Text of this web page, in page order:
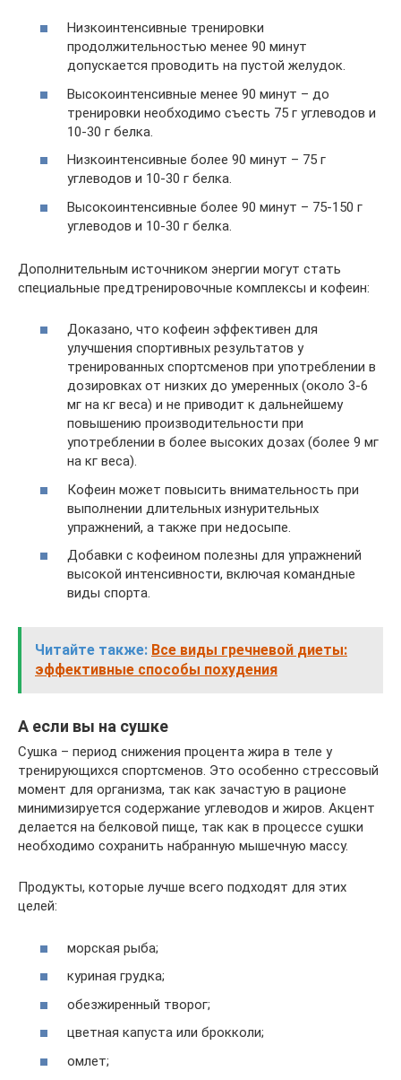
Низкоинтенсивные тренировки
продолжительностью менее 90 минут
допускается проводить на пустой желудок.
Высокоинтенсивные менее 90 минут – до
тренировки необходимо съесть 75 г углеводов и
10-30 г белка.
Низкоинтенсивные более 90 минут – 75 г
углеводов и 10-30 г белка.
Высокоинтенсивные более 90 минут – 75-150 г
углеводов и 10-30 г белка.
Дополнительным источником энергии могут стать
специальные предтренировочные комплексы и кофеин:
Доказано, что кофеин эффективен для
улучшения спортивных результатов у
тренированных спортсменов при употреблении в
дозировках от низких до умеренных (около 3-6
мг на кг веса) и не приводит к дальнейшему
повышению производительности при
употреблении в более высоких дозах (более 9 мг
на кг веса).
Кофеин может повысить внимательность при
выполнении длительных изнурительных
упражнений, а также при недосыпе.
Добавки с кофеином полезны для упражнений
высокой интенсивности, включая командные
виды спорта.
Читайте также: Все виды гречневой диеты:
эффективные способы похудения
А если вы на сушке
Сушка – период снижения процента жира в теле у
тренирующихся спортсменов. Это особенно стрессовый
момент для организма, так как зачастую в рационе
минимизируется содержание углеводов и жиров. Акцент
делается на белковой пище, так как в процессе сушки
необходимо сохранить набранную мышечную массу.
Продукты, которые лучше всего подходят для этих
целей:
морская рыба;
куриная грудка;
обезжиренный творог;
цветная капуста или брокколи;
омлет;